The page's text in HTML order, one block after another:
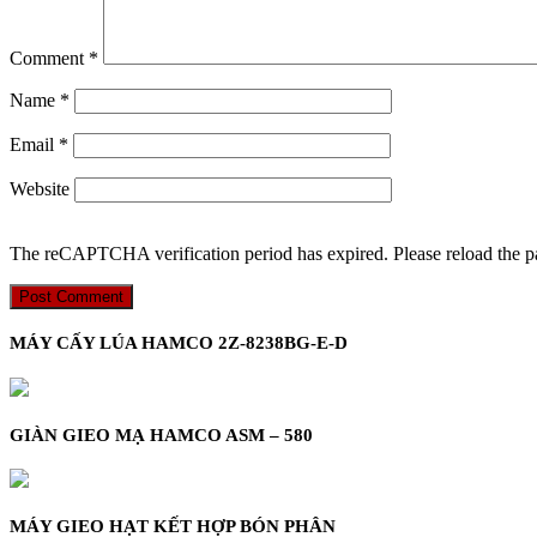
Comment *
Name *
Email *
Website
The reCAPTCHA verification period has expired. Please reload the
MÁY CẤY LÚA HAMCO 2Z-8238BG-E-D
GIÀN GIEO MẠ HAMCO ASM – 580
MÁY GIEO HẠT KẾT HỢP BÓN PHÂN